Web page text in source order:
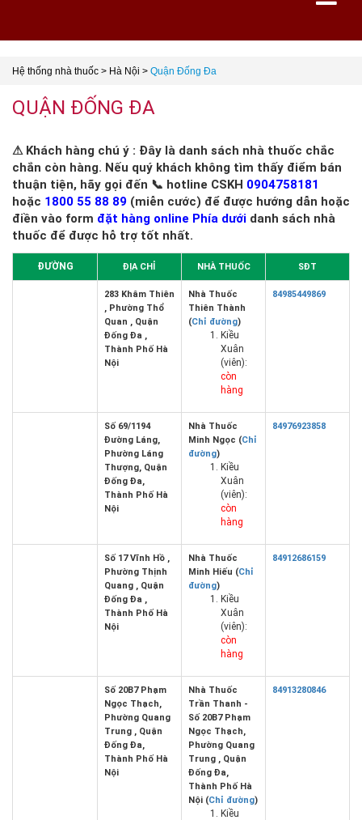
Hệ thống nhà thuốc > Hà Nội > Quận Đống Đa
QUẬN ĐỐNG ĐA
⚠ Khách hàng chú ý : Đây là danh sách nhà thuốc chắc
chắn còn hàng. Nếu quý khách không tìm thấy điểm bán
thuận tiện, hãy gọi đến 📞 hotline CSKH 0904758181
hoặc 1800 55 88 89 (miễn cước) để được hướng dẫn hoặc
điền vào form đặt hàng online Phía dưới danh sách nhà
thuốc để được hỗ trợ tốt nhất.
ĐƯỜNG ĐỊA CHỈ NHÀ THUỐC SĐT
283 Khâm Thiên
, Phường Thổ
Quan , Quận
Đống Đa ,
Thành Phố Hà
Nội
Nhà Thuốc
Thiên Thành
(Chỉ đường)
Kiều
Xuân
(viên):
còn
hàng
84985449869
Số 69/1194
Đường Láng,
Phường Láng
Thượng, Quận
Đống Đa,
Thành Phố Hà
Nội
Nhà Thuốc
Minh Ngọc (Chỉ
đường)
Kiều
Xuân
(viên):
còn
hàng
84976923858
Số 17 Vĩnh Hồ ,
Phường Thịnh
Quang , Quận
Đống Đa ,
Thành Phố Hà
Nội
Nhà Thuốc
Minh Hiếu (Chỉ
đường)
Kiều
Xuân
(viên):
còn
hàng
84912686159
Số 20B7 Phạm
Ngọc Thạch,
Phường Quang
Trung , Quận
Đống Đa,
Thành Phố Hà
Nội
Nhà Thuốc
Trần Thanh -
Số 20B7 Phạm
Ngọc Thạch,
Phường Quang
Trung , Quận
Đống Đa,
Thành Phố Hà
Nội (Chỉ đường)
Kiều
84913280846